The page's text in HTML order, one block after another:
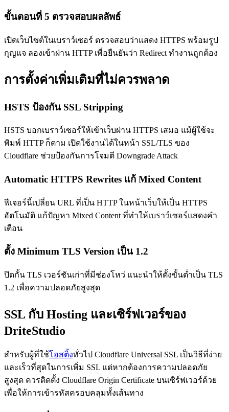
ขั้นตอนที่ 5 ตรวจสอบผลลัพธ์
เปิดเว็บไซต์ในเบราว์เซอร์ ตรวจสอบว่าแสดง HTTPS พร้อมรูป
กุญแจ ลองเข้าผ่าน HTTP เพื่อยืนยันว่า Redirect ทำงานถูกต้อง
การตั้งค่าเพิ่มเติมที่ไม่ควรพลาด
HSTS ป้องกัน SSL Stripping
HSTS บอกเบราว์เซอร์ให้เข้าเว็บผ่าน HTTPS เสมอ แม้ผู้ใช้จะ
พิมพ์ HTTP ก็ตาม เปิดใช้งานได้ในหน้า SSL/TLS ของ
Cloudflare ช่วยป้องกันการโจมตี Downgrade Attack
Automatic HTTPS Rewrites แก้ Mixed Content
ฟีเจอร์นี้เปลี่ยน URL ที่เป็น HTTP ในหน้าเว็บให้เป็น HTTPS
อัตโนมัติ แก้ปัญหา Mixed Content ที่ทำให้เบราว์เซอร์แสดงคำ
เตือน
ตั้ง Minimum TLS Version เป็น 1.2
ปิดกั้น TLS เวอร์ชันเก่าที่มีช่องโหว่ แนะนำให้ตั้งขั้นต่ำเป็น TLS
1.2 เพื่อความปลอดภัยสูงสุด
SSL กับ Hosting และเซิร์ฟเวอร์ของ
DriteStudio
สำหรับผู้ที่ใช้โฮสติ้งทั่วไป Cloudflare Universal SSL เป็นวิธีที่ง่าย
และเร็วที่สุดในการเพิ่ม SSL แต่หากต้องการความปลอดภัย
สูงสุด ควรติดตั้ง Cloudflare Origin Certificate บนเซิร์ฟเวอร์ด้วย
เพื่อให้การเข้ารหัสครอบคลุมทั้งเส้นทาง